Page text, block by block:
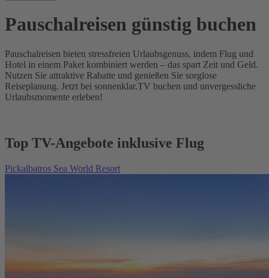
Pauschalreisen günstig buchen
Pauschalreisen bieten stressfreien Urlaubsgenuss, indem Flug und
Hotel in einem Paket kombiniert werden – das spart Zeit und Geld.
Nutzen Sie attraktive Rabatte und genießen Sie sorglose
Reiseplanung. Jetzt bei sonnenklar.TV buchen und unvergessliche
Urlaubsmomente erleben!
Top TV-Angebote inklusive Flug
Pickalbatros Sea World Resort